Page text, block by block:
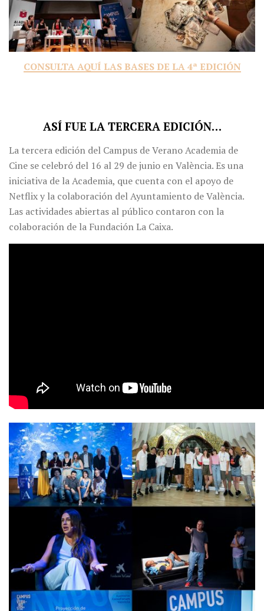
CONSULTA AQUÍ LAS BASES DE LA 4ª EDICIÓN
ASÍ FUE LA TERCERA EDICIÓN…
La tercera edición del Campus de Verano Academia de
Cine se celebró del 16 al 29 de junio en València. Es una
iniciativa de la Academia, que cuenta con el apoyo de
Netflix y la colaboración del Ayuntamiento de València.
Las actividades abiertas al público contaron con la
colaboración de la Fundación La Caixa.